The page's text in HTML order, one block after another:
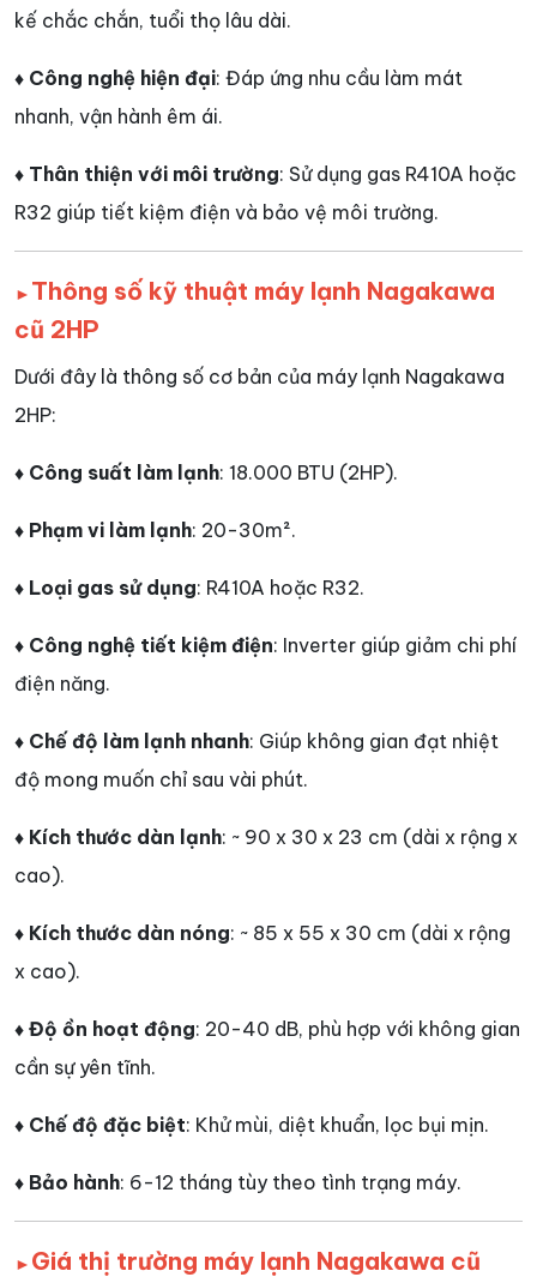
kế chắc chắn, tuổi thọ lâu dài.
♦ Công nghệ hiện đại: Đáp ứng nhu cầu làm mát
nhanh, vận hành êm ái.
♦ Thân thiện với môi trường: Sử dụng gas R410A hoặc
R32 giúp tiết kiệm điện và bảo vệ môi trường.
► Thông số kỹ thuật máy lạnh Nagakawa
cũ 2HP
Dưới đây là thông số cơ bản của máy lạnh Nagakawa
2HP:
♦ Công suất làm lạnh: 18.000 BTU (2HP).
♦ Phạm vi làm lạnh: 20-30m².
♦ Loại gas sử dụng: R410A hoặc R32.
♦ Công nghệ tiết kiệm điện: Inverter giúp giảm chi phí
điện năng.
♦ Chế độ làm lạnh nhanh: Giúp không gian đạt nhiệt
độ mong muốn chỉ sau vài phút.
♦ Kích thước dàn lạnh: ~ 90 x 30 x 23 cm (dài x rộng x
cao).
♦ Kích thước dàn nóng: ~ 85 x 55 x 30 cm (dài x rộng
x cao).
♦ Độ ồn hoạt động: 20-40 dB, phù hợp với không gian
cần sự yên tĩnh.
♦ Chế độ đặc biệt: Khử mùi, diệt khuẩn, lọc bụi mịn.
♦ Bảo hành: 6-12 tháng tùy theo tình trạng máy.
► Giá thị trường máy lạnh Nagakawa cũ